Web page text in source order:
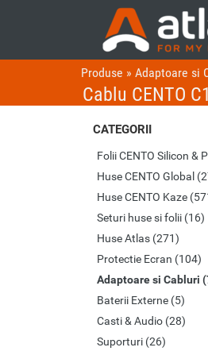
Produse » Adaptoare si
Cablu CENTO
CATEGORII
Folii CENTO Silicon &
Huse CENTO Global
Huse CENTO Kaze
Seturi huse si folii (16)
Huse Atlas (271)
Protectie Ecran (104)
Adaptoare si Cabluri
Baterii Externe (5)
Casti & Audio (28)
Suporturi (26)